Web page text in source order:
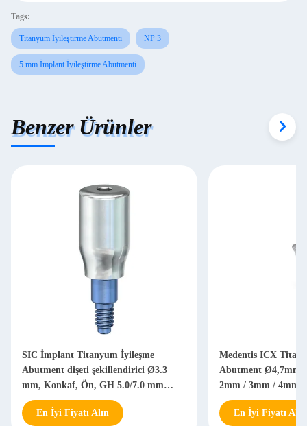
Tags:
Titanyum İyileştirme Abutmenti NP 3
5 mm İmplant İyileştirme Abutmenti
Benzer Ürünler
SIC İmplant Titanyum İyileşme
Abutment dişeti şekillendirici Ø3.3
mm, Konkaf, Ön, GH 5.0/7.0 mm
935064 / 935066
En İyi Fiyatı Alın
Medentis ICX
Abutment Ø4,7mm
2mm / 3mm / 4mm
En İyi Fiyatı Alın